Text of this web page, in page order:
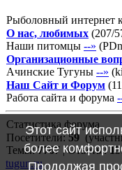
Рыболовный интернет
О нас, любимых (207/
Наши питомцы --» (
Организационные
Ачинские Тугуны --» (
Наш Сайт и Форум (
Работа сайта и форума
Статистика форума
Посетители:59
Темы:7767 | Ответы:
tugun.ru
Этот сайт
более
Продолжая